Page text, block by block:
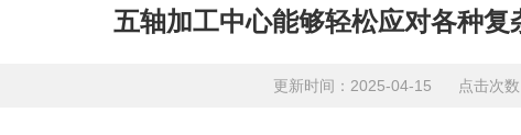
五轴加工中心能够轻松应对各种复
更新时间：2025-04-15 点击次数